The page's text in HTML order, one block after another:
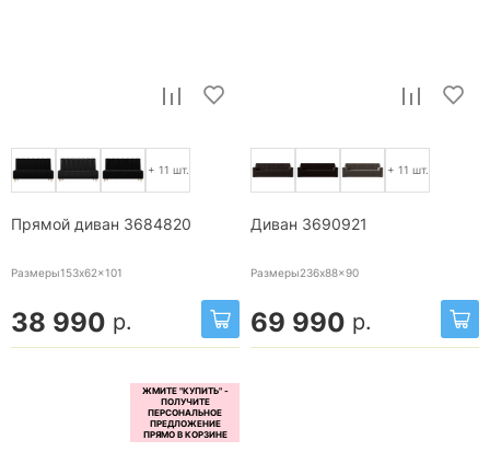
+ 11 шт.
Прямой диван 3684820
Размеры153x62x101
38 990 р.
+ 11 шт.
Диван 3690921
Размеры236x88x90
69 990 р.